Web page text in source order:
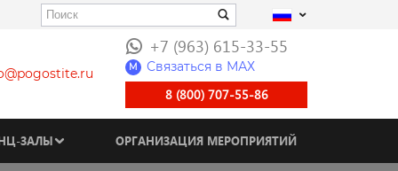
+7 (963) 615-33-55
M Связаться в МАХ
8 (800) 707-55-86
ЗАЛЫ ОРГАНИЗАЦИЯ МЕРОПРИЯТИЙ